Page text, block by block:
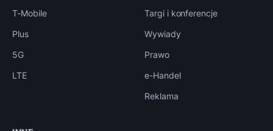
T-Mobile
Plus
5G
LTE
Targi i konferencje
Wywiady
Prawo
e-Handel
Reklama